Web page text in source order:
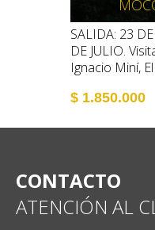
SALIDA: 23
DE JULIO.
Ignacio Miní,
$ 1.850.000
CONTACTO
ATENCIÓN AL